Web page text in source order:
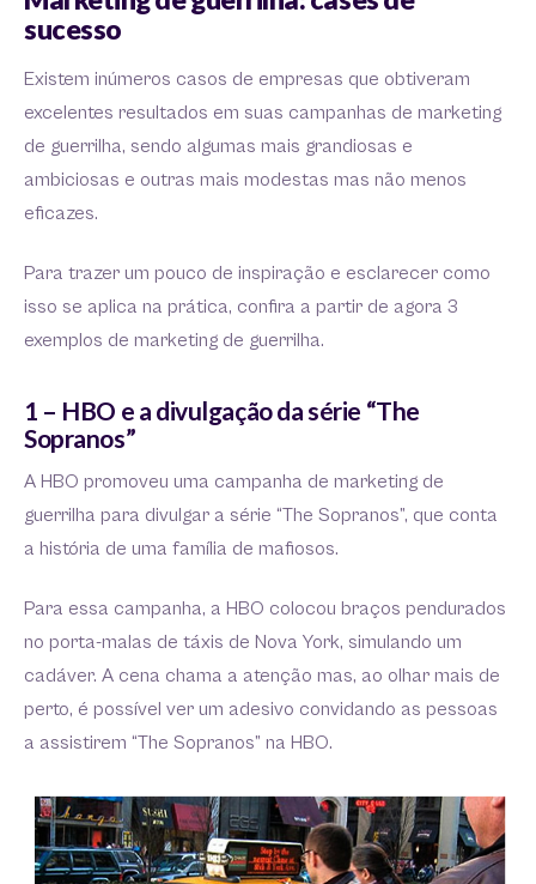
sucesso
Existem inúmeros casos de empresas que obtiveram
excelentes resultados em suas campanhas de marketing
de guerrilha, sendo algumas mais grandiosas e
ambiciosas e outras mais modestas mas não menos
eficazes.
Para trazer um pouco de inspiração e esclarecer como
isso se aplica na prática, confira a partir de agora 3
exemplos de marketing de guerrilha.
1 – HBO e a divulgação da série “The
Sopranos”
A HBO promoveu uma campanha de marketing de
guerrilha para divulgar a série “The Sopranos”, que conta
a história de uma família de mafiosos.
Para essa campanha, a HBO colocou braços pendurados
no porta-malas de táxis de Nova York, simulando um
cadáver. A cena chama a atenção mas, ao olhar mais de
perto, é possível ver um adesivo convidando as pessoas
a assistirem “The Sopranos” na HBO.